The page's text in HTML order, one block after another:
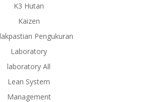
K3 Hutan
Kaizen
Pengukuran
Laboratory
laboratory All
Lean System
Management